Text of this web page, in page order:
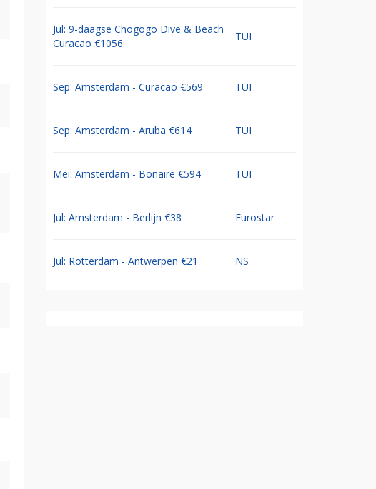
Jul: 9-daagse Chogogo Dive & Beach
Curacao €1056
TUI
Sep: Amsterdam - Curacao €569 TUI
Sep: Amsterdam - Aruba €614 TUI
Mei: Amsterdam - Bonaire €594 TUI
Jul: Amsterdam - Berlijn €38 Eurostar
Jul: Rotterdam - Antwerpen €21 NS